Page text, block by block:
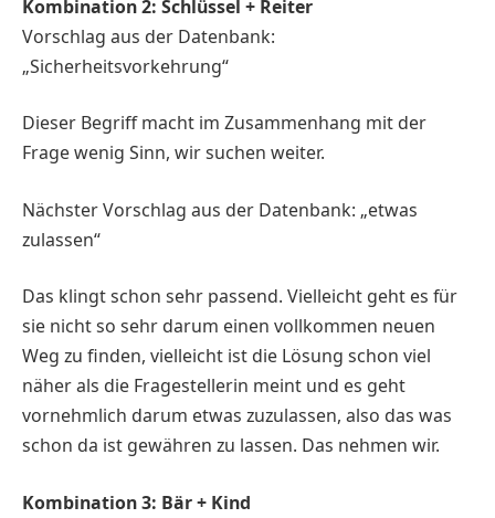
Kombination 2: Schlüssel + Reiter
Vorschlag aus der Datenbank:
„Sicherheitsvorkehrung“
Dieser Begriff macht im Zusammenhang mit der
Frage wenig Sinn, wir suchen weiter.
Nächster Vorschlag aus der Datenbank: „etwas
zulassen“
Das klingt schon sehr passend. Vielleicht geht es für
sie nicht so sehr darum einen vollkommen neuen
Weg zu finden, vielleicht ist die Lösung schon viel
näher als die Fragestellerin meint und es geht
vornehmlich darum etwas zuzulassen, also das was
schon da ist gewähren zu lassen. Das nehmen wir.
Kombination 3: Bär + Kind